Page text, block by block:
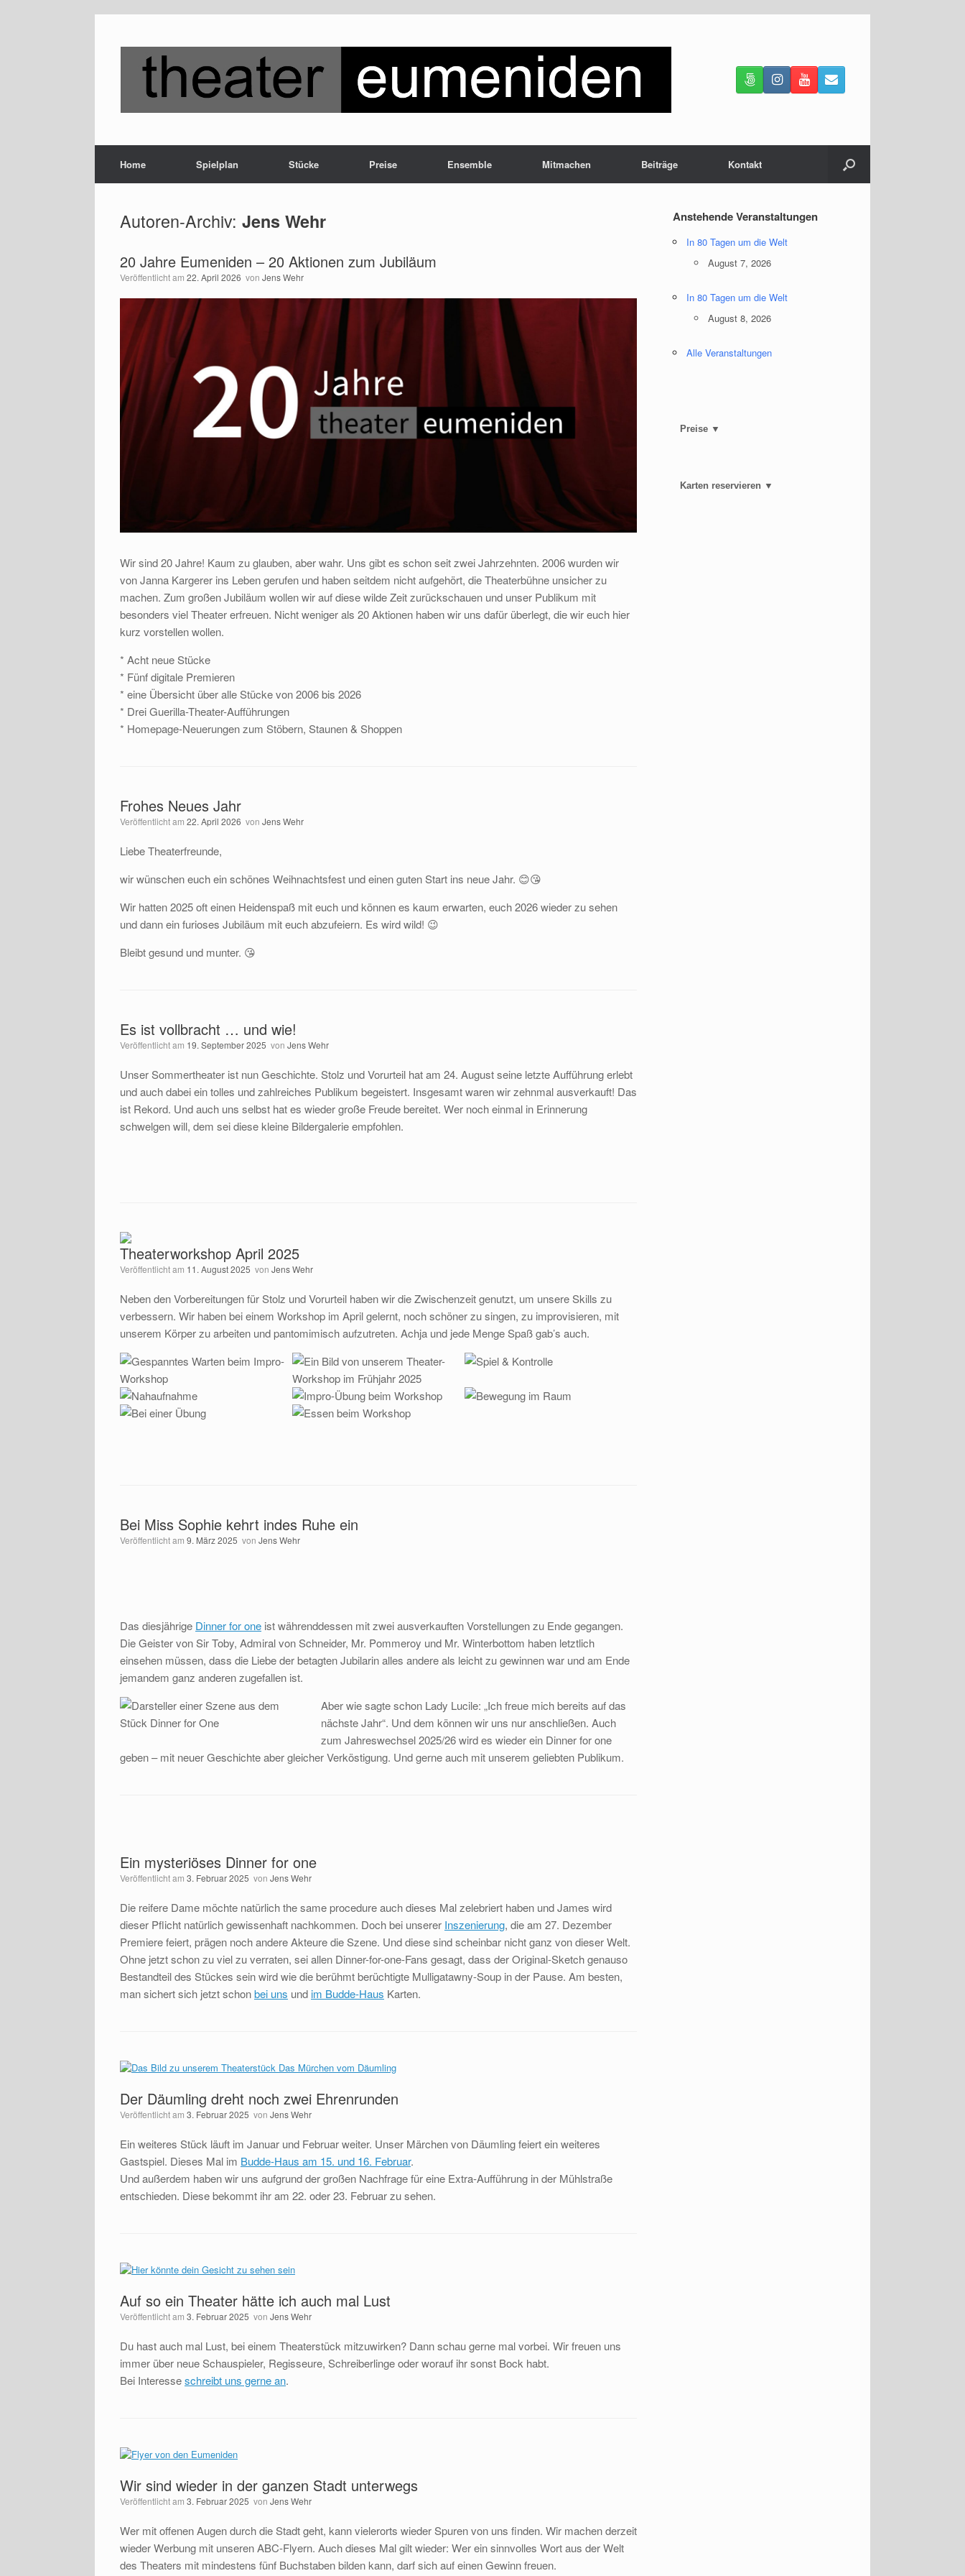
springen
Home Spielplan Stücke Preise Ensemble Mitmachen Beiträge Kontakt
Autoren-Archiv: Jens Wehr
20 Jahre Eumeniden – 20 Aktionen zum Jubiläum
Veröffentlicht am 22. April 2026 von Jens Wehr
Wir sind 20 Jahre! Kaum zu glauben, aber wahr. Uns gibt es schon seit zwei Jahrzehnten. 2006 wurden wir
von Janna Kargerer ins Leben gerufen und haben seitdem nicht aufgehört, die Theaterbühne unsicher zu
machen. Zum großen Jubiläum wollen wir auf diese wilde Zeit zurückschauen und unser Publikum mit
besonders viel Theater erfreuen. Nicht weniger als 20 Aktionen haben wir uns dafür überlegt, die wir euch hier
kurz vorstellen wollen.
* Acht neue Stücke
* Fünf digitale Premieren
* eine Übersicht über alle Stücke von 2006 bis 2026
* Drei Guerilla-Theater-Aufführungen
* Homepage-Neuerungen zum Stöbern, Staunen & Shoppen
Frohes Neues Jahr
Veröffentlicht am 22. April 2026 von Jens Wehr
Liebe Theaterfreunde,
wir wünschen euch ein schönes Weihnachtsfest und einen guten Start ins neue Jahr. 😊😘
Wir hatten 2025 oft einen Heidenspaß mit euch und können es kaum erwarten, euch 2026 wieder zu sehen
und dann ein furioses Jubiläum mit euch abzufeiern. Es wird wild! 😉
Bleibt gesund und munter. 😘
Es ist vollbracht … und wie!
Veröffentlicht am 19. September 2025 von Jens Wehr
Unser Sommertheater ist nun Geschichte. Stolz und Vorurteil hat am 24. August seine letzte Aufführung erlebt
und auch dabei ein tolles und zahlreiches Publikum begeistert. Insgesamt waren wir zehnmal ausverkauft! Das
ist Rekord. Und auch uns selbst hat es wieder große Freude bereitet. Wer noch einmal in Erinnerung
schwelgen will, dem sei diese kleine Bildergalerie empfohlen.
Theaterworkshop April 2025
Veröffentlicht am 11. August 2025 von Jens Wehr
Neben den Vorbereitungen für Stolz und Vorurteil haben wir die Zwischenzeit genutzt, um unsere Skills zu
verbessern. Wir haben bei einem Workshop im April gelernt, noch schöner zu singen, zu improvisieren, mit
unserem Körper zu arbeiten und pantomimisch aufzutreten. Achja und jede Menge Spaß gab’s auch.
Bei Miss Sophie kehrt indes Ruhe ein
Veröffentlicht am 9. März 2025 von Jens Wehr
Das diesjährige Dinner for one ist währenddessen mit zwei ausverkauften Vorstellungen zu Ende gegangen.
Die Geister von Sir Toby, Admiral von Schneider, Mr. Pommeroy und Mr. Winterbottom haben letztlich
einsehen müssen, dass die Liebe der betagten Jubilarin alles andere als leicht zu gewinnen war und am Ende
jemandem ganz anderen zugefallen ist.
Aber wie sagte schon Lady Lucile: „Ich freue mich bereits auf das
nächste Jahr“. Und dem können wir uns nur anschließen. Auch
zum Jahreswechsel 2025/26 wird es wieder ein Dinner for one
geben – mit neuer Geschichte aber gleicher Verköstigung. Und gerne auch mit unserem geliebten Publikum.
Ein mysteriöses Dinner for one
Veröffentlicht am 3. Februar 2025 von Jens Wehr
Die reifere Dame möchte natürlich the same procedure auch dieses Mal zelebriert haben und James wird
dieser Pflicht natürlich gewissenhaft nachkommen. Doch bei unserer Inszenierung, die am 27. Dezember
Premiere feiert, prägen noch andere Akteure die Szene. Und diese sind scheinbar nicht ganz von dieser Welt.
Ohne jetzt schon zu viel zu verraten, sei allen Dinner-for-one-Fans gesagt, dass der Original-Sketch genauso
Bestandteil des Stückes sein wird wie die berühmt berüchtigte Mulligatawny-Soup in der Pause. Am besten,
man sichert sich jetzt schonbei uns undim Budde-Haus Karten.
Der Däumling dreht noch zwei Ehrenrunden
Veröffentlicht am 3. Februar 2025 von Jens Wehr
Ein weiteres Stück läuft im Januar und Februar weiter. Unser Märchen von Däumling feiert ein weiteres
Gastspiel. Dieses Mal im Budde-Haus am 15. und 16. Februar.
Und außerdem haben wir uns aufgrund der großen Nachfrage für eine Extra-Aufführung in der Mühlstraße
entschieden. Diese bekommt ihr am 22. oder 23. Februar zu sehen.
Auf so ein Theater hätte ich auch mal Lust
Veröffentlicht am 3. Februar 2025 von Jens Wehr
Du hast auch mal Lust, bei einem Theaterstück mitzuwirken? Dann schau gerne mal vorbei. Wir freuen uns
immer über neue Schauspieler, Regisseure, Schreiberlinge oder worauf ihr sonst Bock habt.
Bei Interesseschreibt uns gerne an.
Wir sind wieder in der ganzen Stadt unterwegs
Veröffentlicht am 3. Februar 2025 von Jens Wehr
Wer mit offenen Augen durch die Stadt geht, kann vielerorts wieder Spuren von uns finden. Wir machen derzeit
wieder Werbung mit unseren ABC-Flyern. Auch dieses Mal gilt wieder: Wer ein sinnvolles Wort aus der Welt
des Theaters mit mindestens fünf Buchstaben bilden kann, darf sich auf einen Gewinn freuen.
Anstehende Veranstaltungen
In 80 Tagen um die Welt
August 7, 2026
In 80 Tagen um die Welt
August 8, 2026
Alle Veranstaltungen
Preise ▼
Karten reservieren ▼